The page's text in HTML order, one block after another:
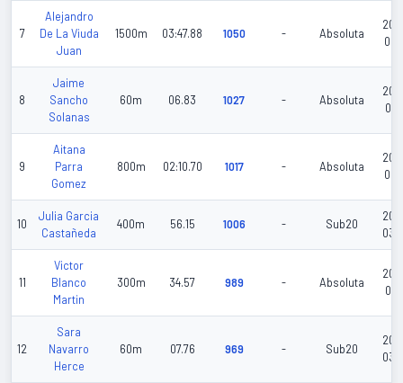
7
Alejandro
De La Viuda
Juan
1500m 03:47.88 1050 - Absoluta
02-
8
Jaime
Sancho
Solanas
60m 06.83 1027 - Absoluta
01-
9
Aitana
Parra
Gomez
800m 02:10.70 1017 - Absoluta
02-
10
Julia Garcia
Castañeda
400m 56.15 1006 - Sub20
03-
11
Victor
Blanco
Martin
300m 34.57 989 - Absoluta
01-
12
Sara
Navarro
Herce
60m 07.76 969 - Sub20
03-